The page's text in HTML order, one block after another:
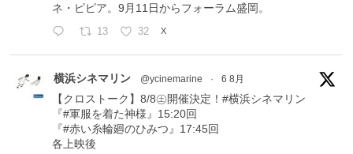
ネ・ピピア。9月11日からフォーラム盛岡。
13 32 X
横浜シネマリン @ycinemarine · 6 8月
【クロストーク】8/8㊏開催決定！#横浜シネマリン
『#軍服を着た神様』15:20回
『#赤い糸輪廻のひみつ』17:45回
各上映後